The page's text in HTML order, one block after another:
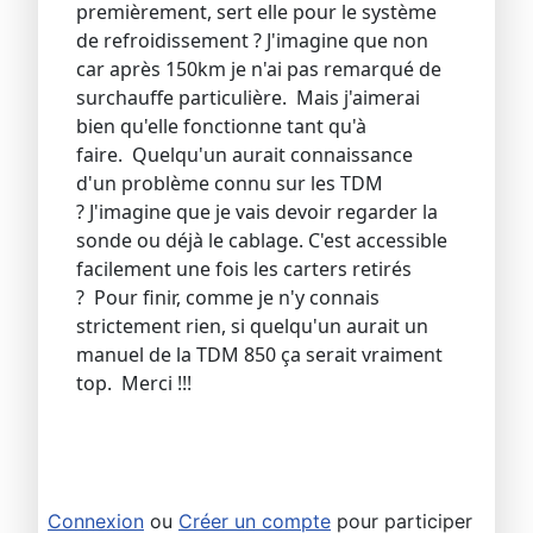
premièrement, sert elle pour le système
de refroidissement ? J'imagine que non
car après 150km je n'ai pas remarqué de
surchauffe particulière. Mais j'aimerai
bien qu'elle fonctionne tant qu'à
faire. Quelqu'un aurait connaissance
d'un problème connu sur les TDM
? J'imagine que je vais devoir regarder la
sonde ou déjà le cablage. C'est accessible
facilement une fois les carters retirés
? Pour finir, comme je n'y connais
strictement rien, si quelqu'un aurait un
manuel de la TDM 850 ça serait vraiment
top. Merci !!!
Connexion ou Créer un compte pour participer